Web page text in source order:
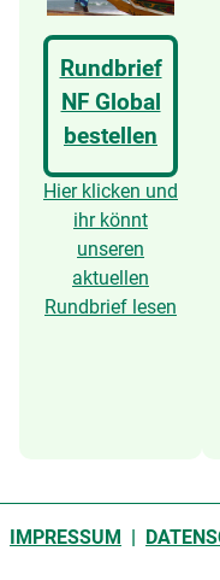
Rundbrief
NF Global
bestellen
Hier klicken und
ihr könnt
unseren
aktuellen
Rundbrief lesen
IMPRESSUM